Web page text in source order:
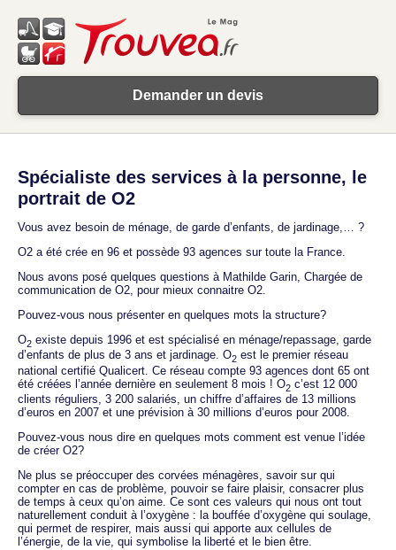
Demander un devis
Spécialiste des services à la personne, le
portrait de O2
Vous avez besoin de ménage, de garde d’enfants, de jardinage,… ?
O2 a été crée en 96 et possède 93 agences sur toute la France.
Nous avons posé quelques questions à Mathilde Garin, Chargée de
communication de O2, pour mieux connaitre O2.
Pouvez-vous nous présenter en quelques mots la structure?
O2 existe depuis 1996 et est spécialisé en ménage/repassage, garde
d’enfants de plus de 3 ans et jardinage. O2 est le premier réseau
national certifié Qualicert. Ce réseau compte 93 agences dont 65 ont
été créées l’année dernière en seulement 8 mois ! O2 c’est 12 000
clients réguliers, 3 200 salariés, un chiffre d’affaires de 13 millions
d’euros en 2007 et une prévision à 30 millions d’euros pour 2008.
Pouvez-vous nous dire en quelques mots comment est venue l’idée
de créer O2?
Ne plus se préoccuper des corvées ménagères, savoir sur qui
compter en cas de problème, pouvoir se faire plaisir, consacrer plus
de temps à ceux qu’on aime. Ce sont ces valeurs qui nous ont tout
naturellement conduit à l’oxygène : la bouffée d’oxygène qui soulage,
qui permet de respirer, mais aussi qui apporte aux cellules de
l’énergie, de la vie, qui symbolise la liberté et le bien être.